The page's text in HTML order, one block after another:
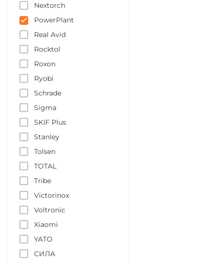
Nextorch
PowerPlant
Real Avid
Rocktol
Roxon
Ryobi
Schrade
Sigma
SKIF Plus
Stanley
Tolsen
TOTAL
Tribe
Victorinox
Voltronic
Xiaomi
YATO
СИЛА